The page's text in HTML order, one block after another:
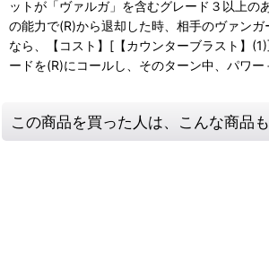
ットが「ヴァルガ」を含むグレード３以上の
の能力で(R)から退却した時、相手のヴァン
なら、【コスト】[【カウンターブラスト】
ードを(R)にコールし、そのターン中、パワー
この商品を買った人は、こんな商品